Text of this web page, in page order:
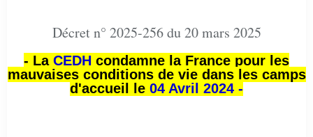
Décret n° 2025-256 du 20 mars 2025
- La CEDH condamne la France pour les
mauvaises conditions de vie dans les camps
d'accueil le 04 Avril 2024 -